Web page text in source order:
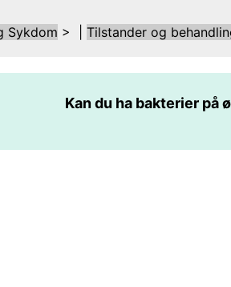
Sykdom > | Tilstander og
Kan du ha bakterier på